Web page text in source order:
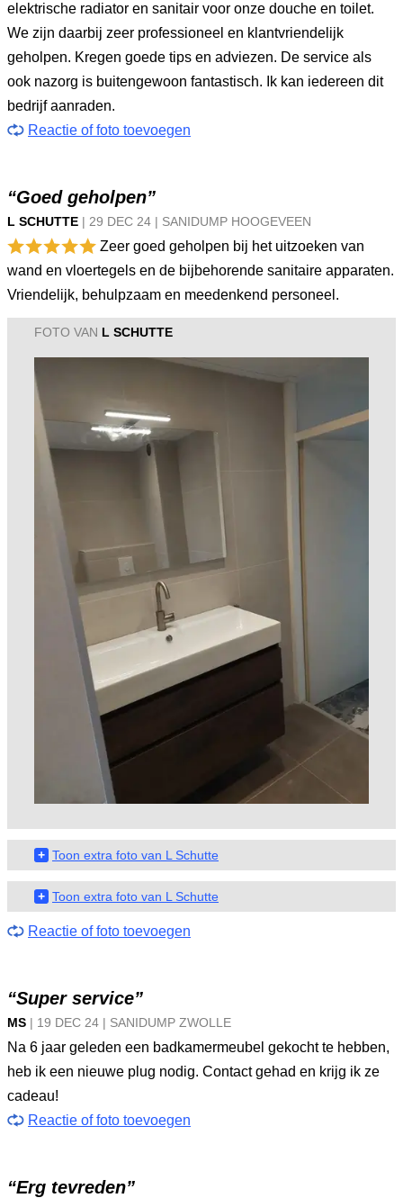
elektrische radiator en sanitair voor onze douche en toilet.
We zijn daarbij zeer professioneel en klantvriendelijk
geholpen. Kregen goede tips en adviezen. De service als
ook nazorg is buitengewoon fantastisch. Ik kan iedereen dit
bedrijf aanraden.
Reactie of foto toevoegen
“Goed geholpen”
L SCHUTTE | 29 DEC 24 | SANIDUMP HOOGEVEEN
Zeer goed geholpen bij het uitzoeken van
wand en vloertegels en de bijbehorende sanitaire apparaten.
Vriendelijk, behulpzaam en meedenkend personeel.
FOTO VAN L SCHUTTE
+ Toon extra foto van L Schutte
+ Toon extra foto van L Schutte
Reactie of foto toevoegen
“Super service”
MS | 19 DEC 24 | SANIDUMP ZWOLLE
Na 6 jaar geleden een badkamermeubel gekocht te hebben,
heb ik een nieuwe plug nodig. Contact gehad en krijg ik ze
cadeau!
Reactie of foto toevoegen
“Erg tevreden”